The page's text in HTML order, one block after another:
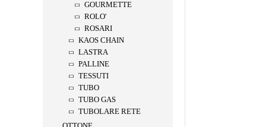
GOURMETTE
ROLO'
ROSARI
KAOS CHAIN
LASTRA
PALLINE
TESSUTI
TUBO
TUBO GAS
TUBOLARE RETE